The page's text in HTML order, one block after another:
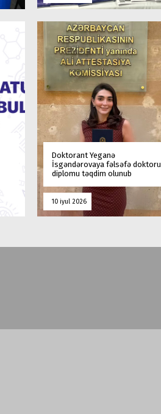
Doktorant Yeganə
İsgəndərovaya fəlsəfə doktoru
diplomu təqdim olunub
10 iyul 2026